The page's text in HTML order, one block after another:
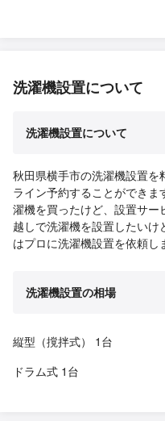
洗濯機設置について
洗濯機設置について
秋田県横手市の洗濯機設置
ライン予約することができ
濯機を買ったけど、設置サー
越しで洗濯機を設置したい
はプロに洗濯機設置を依頼し
洗濯機設置の相場
縦型（撹拌式） 1台
ドラム式 1台